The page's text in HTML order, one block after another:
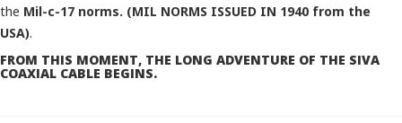
the Mil-c-17 norms. (MIL NORMS ISSUED IN 1940 from the
USA).
FROM THIS MOMENT, THE LONG ADVENTURE OF THE SIVA
COAXIAL CABLE BEGINS.